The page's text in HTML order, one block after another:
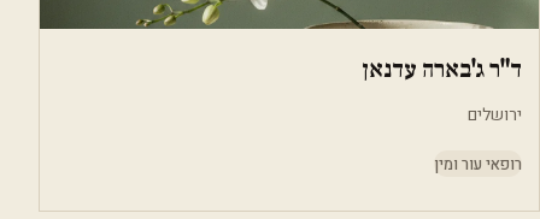
ד"ר ג'בארה עדנאן
ירושלים
רופאי עור ומין